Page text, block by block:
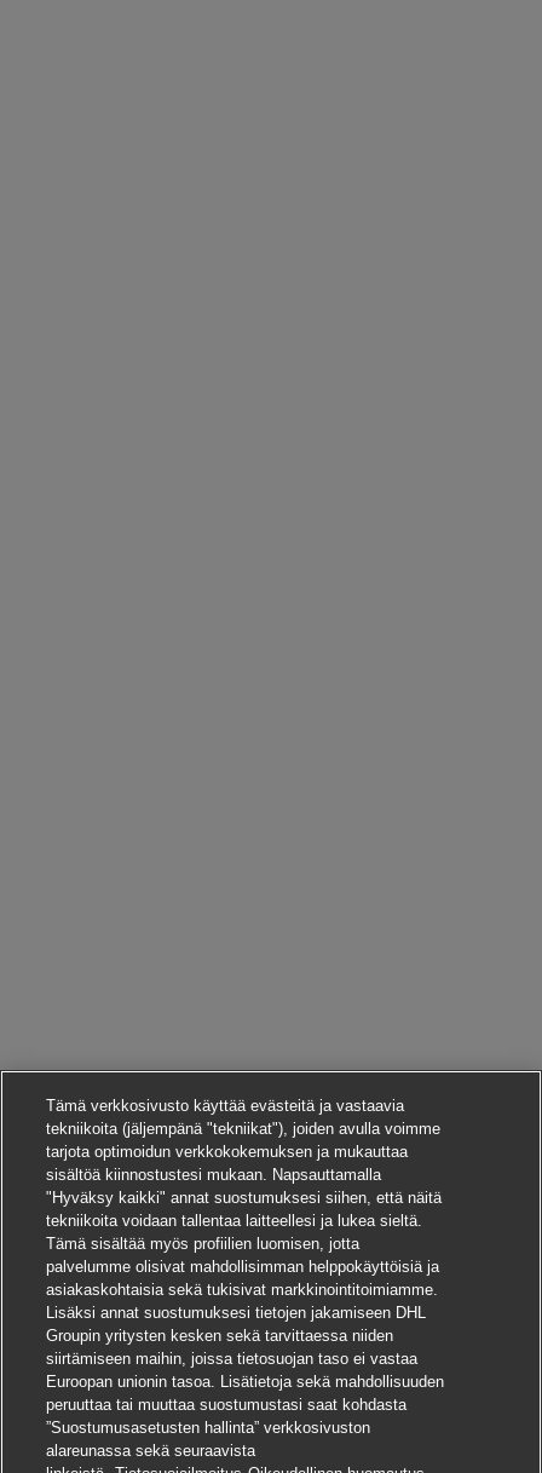
Hae tätä työpaikkaa
Tämä verkkosivusto käyttää evästeitä ja vastaavia
tekniikoita (jäljempänä "tekniikat"), joiden avulla voimme
tarjota optimoidun verkkokokemuksen ja mukauttaa
sisältöä kiinnostustesi mukaan. Napsauttamalla
"Hyväksy kaikki" annat suostumuksesi siihen, että näitä
tekniikoita voidaan tallentaa laitteellesi ja lukea sieltä.
Tämä sisältää myös profiilien luomisen, jotta
palvelumme olisivat mahdollisimman helppokäyttöisiä ja
asiakaskohtaisia sekä tukisivat markkinointitoimiamme.
Lisäksi annat suostumuksesi tietojen jakamiseen DHL
Groupin yritysten kesken sekä tarvittaessa niiden
siirtämiseen maihin, joissa tietosuojan taso ei vastaa
Euroopan unionin tasoa. Lisätietoja sekä mahdollisuuden
peruuttaa tai muuttaa suostumustasi saat kohdasta
”Suostumusasetusten hallinta” verkkosivuston
alareunassa sekä seuraavista